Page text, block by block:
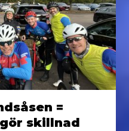
=
skillnad